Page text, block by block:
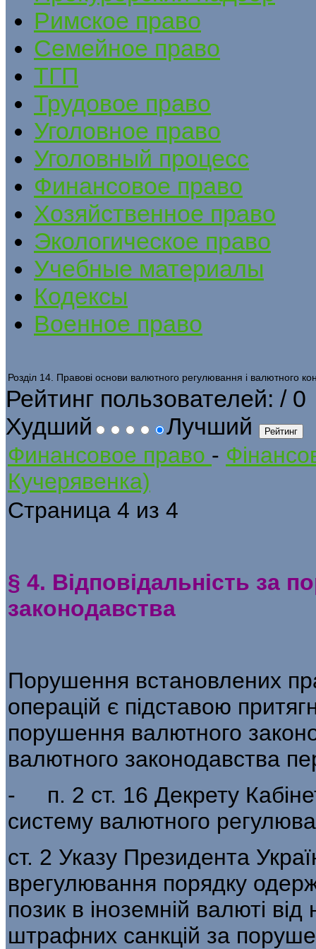
Римское право
Семейное право
ТГП
Трудовое право
Уголовное право
Уголовный процесс
Финансовое право
Хозяйственное право
Экологическое право
Учебные материалы
Кодексы
Военное право
Розділ 14. Правові основи валютного регулювання і валютного
Рейтинг пользователей: / 0
Худший
Лучший
Финансовое право -
Кучерявенка)
Страница 4 из 4
§ 4. Відповідальність за
законодавства
Порушення встановлених
операцій є підставою
порушення валютно­го
валютного законодавства
- п. 2 ст. 16 Декрету
систему валютного
ст. 2 Указу Президента
врегу­лювання порядку
позик в іноземній валюті
штрафних санкцій за